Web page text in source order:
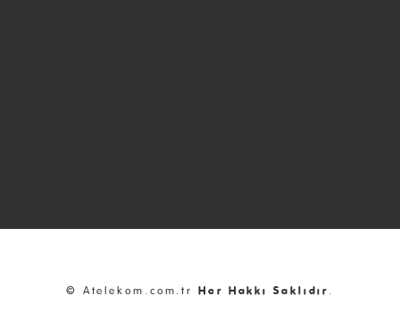
© Atelekom.com.trHer Hakkı Saklıdır .